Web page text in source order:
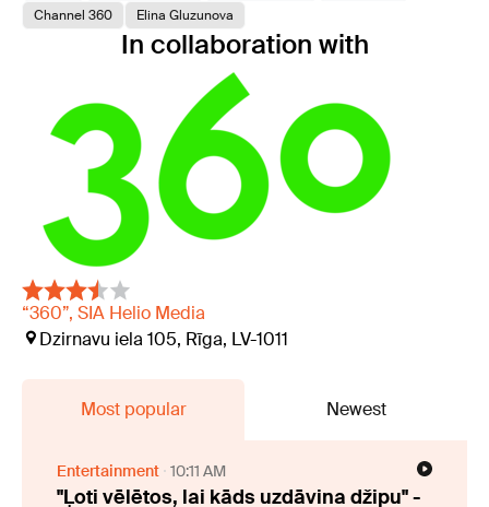
Channel 360 Elina Gluzunova
In collaboration with
“360”, SIA Helio Media
Dzirnavu iela 105, Rīga, LV-1011
Most popular Newest
Entertainment 10:11 AM
"Ļoti vēlētos, lai kāds uzdāvina džipu" -